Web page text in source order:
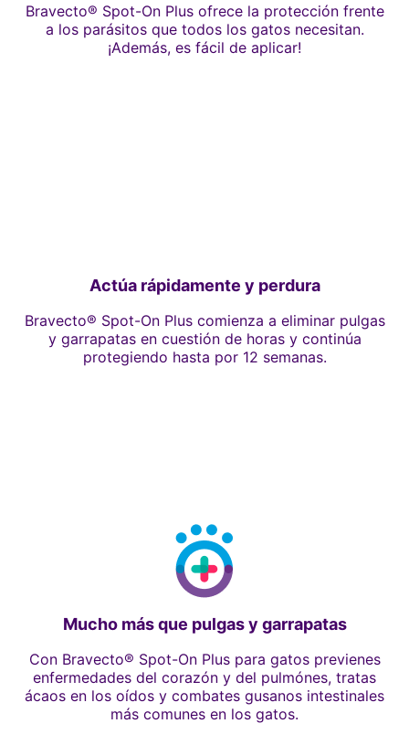
Bravecto® Spot-On Plus ofrece la protección frente
a los parásitos que todos los gatos necesitan.
¡Además, es fácil de aplicar!
Actúa rápidamente y perdura
Bravecto® Spot-On Plus comienza a eliminar pulgas
y garrapatas en cuestión de horas y continúa
protegiendo hasta por 12 semanas.
Mucho más que pulgas y garrapatas
Con Bravecto® Spot-On Plus para gatos previenes
enfermedades del corazón y del pulmónes, tratas
ácaos en los oídos y combates gusanos intestinales
más comunes en los gatos.